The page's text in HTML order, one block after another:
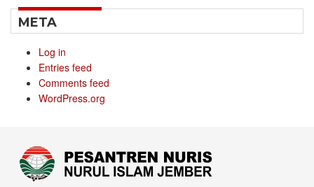
META
Log in
Entries feed
Comments feed
WordPress.org